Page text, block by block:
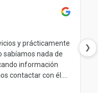
❯
y prácticamente
sabíamos nada de
información
contactar con él.
nuestra